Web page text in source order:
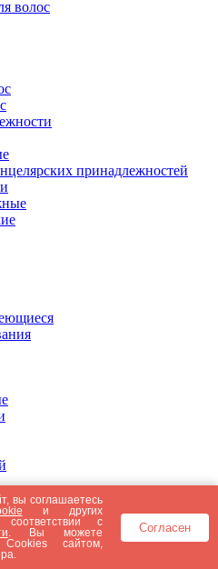
волос
принадлежностей
вы соглашаетесь
и других
с
. Вы можете
Cookies сайтом,
Согласен